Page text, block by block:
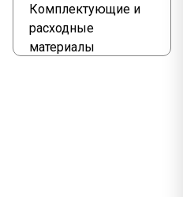
Комплектующие и
расходные
материалы